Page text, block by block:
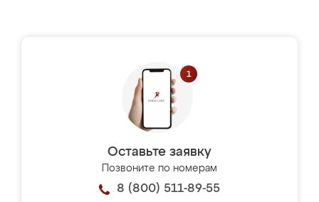
Оставьте заявку
Позвоните по номерам
8 (800) 511-89-55